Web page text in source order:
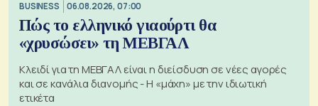
BUSINESS 06.08.2026, 07:00
Πώς το ελληνικό γιαούρτι θα
«χρυσώσει» τη ΜΕΒΓΑΛ
Κλειδί για τη ΜΕΒΓΑΛ είναι η διείσδυση σε νέες αγορές
και σε κανάλια διανομής - Η «μάχη» με την ιδιωτική
ετικέτα